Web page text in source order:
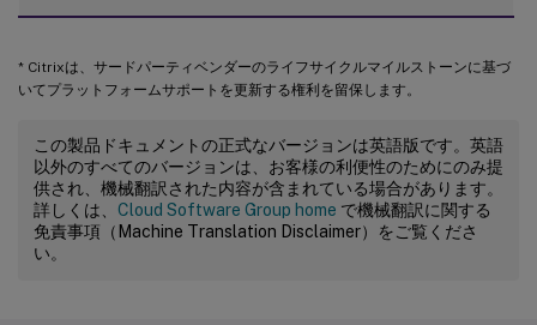
* Citrixは、サードパーティベンダーのライフサイクルマイルストーンに基づ
いてプラットフォームサポートを更新する権利を留保します。
この製品ドキュメントの正式なバージョンは英語版です。英語
以外のすべてのバージョンは、お客様の利便性のためにのみ提
供され、機械翻訳された内容が含まれている場合があります。
詳しくは、 Cloud Software Group home で機械翻訳に関する
免責事項（Machine Translation Disclaimer）をご覧くださ
い。